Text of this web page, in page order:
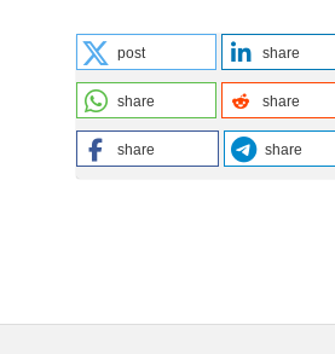
post share
share share
share share